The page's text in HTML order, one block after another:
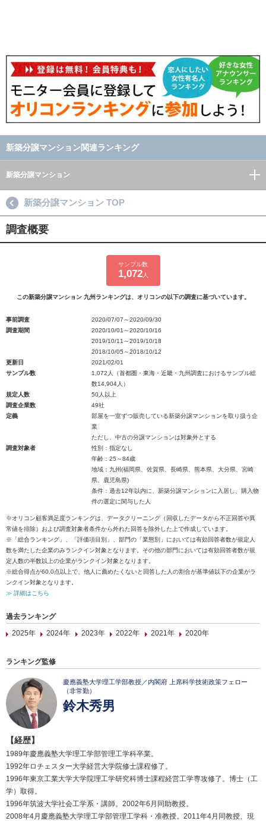
新築分譲マンション関連ランキング
新築分譲マンション
新築分譲マンション TOP
調査概要
サンプル数
1,072人
この新築分譲マンション 九州ランキングは、オリコンの以下の調査に基づいています。
事前調査
2020/07/07～2020/09/30
調査期間
2020/10/01～2020/10/16
2019/10/11～2019/10/18
2018/10/05～2018/10/12
更新日
2021/02/01
サンプル数
1,072人（首都圏・東海・近畿・九州調査におけるサンプル総
数14,904人）
規定人数
50人以上
調査企業数
49社
定義
部屋を一室ずつ販売している新築分譲マンションを取り扱う企
業
ただし、中古の分譲マンションは対象外とする
調査対象者
性別：指定なし
年齢：25～84歳
地域：九州(福岡県、佐賀県、長崎県、熊本県、大分県、宮崎
県、鹿児島県)
条件：過去12年以内に、新築分譲マンションに入居し、購入物
件の選定に関与した人
※オリコン顧客満足度ランキングは、データクリーニング（回収したデータから不正回答や異
常値を排除）および調査対象者条件から外れた回答を除外した上で作成しています。
※「総合ランキング」、「評価項目別」、部門の「業態別」においては有効回答者数が規定人
数を満たした企業のみランクイン対象となります。その他の部門においては有効回答者数が規
定人数の半数以上の企業がランクイン対象となります。
※総合得点が60.0点以上で、他人に薦めたくないと回答した人の割合が基準値以下の企業がラ
ンクイン対象となります。
≫ 詳細はこちら
過去ランキング
2025年
2024年 2023年 2022年 2021年 2020年
ランキング監修
慶應義塾大学理工学部教授／内閣府 上席科学技術政策フェロー
（非常勤）
鈴木秀男
【経歴】
1989年慶應義塾大学理工学部管理工学科卒業。
1992年ロチェスター大学経営大学院修士課程修了。
1996年東京工業大学大学院理工学研究科博士課程経営工学専攻修了。博士（工
学）取得。
1996年筑波大学社会工学系・講師。2002年6月同助教授。
2008年4月慶應義塾大学理工学部管理工学科・准教授。2011年4月同教授、現